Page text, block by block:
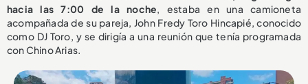
hacia las 7:00 de la noche, estaba en una camioneta
acompañada de su pareja, John Fredy Toro Hincapié, conocido
como DJ Toro, y se dirigía a una reunión que tenía programada
con Chino Arias.